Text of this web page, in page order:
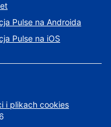
Pulse na Androida
Pulse na iOS
i plikach cookies